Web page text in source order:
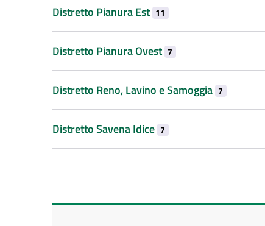
Distretto Pianura Est 11
Distretto Pianura Ovest 7
Distretto Reno, Lavino e Samoggia 7
Distretto Savena Idice 7